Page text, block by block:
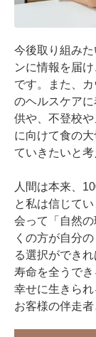
今後取り組み
ンに情報を届
です。また、
のヘルスケア
供や、不登校
に向けて食の
ていきたいと考
人間は本来、
と私は信じて
会って「自然
くの方が自分
る選択ができ
寿命を全うでき
幸せに生きら
お客様の伴走者